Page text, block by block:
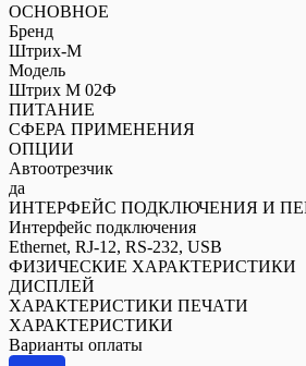
ОСНОВНОЕ
Бренд
Штрих-М
Модель
Штрих М 02Ф
ПИТАНИЕ
СФЕРА ПРИМЕНЕНИЯ
ОПЦИИ
Автоотрезчик
да
ИНТЕРФЕЙС ПОДКЛЮЧЕНИЯ И
Интерфейс подключения
Ethernet, RJ-12, RS-232, USB
ФИЗИЧЕСКИЕ ХАРАКТЕРИСТИКИ
ДИСПЛЕЙ
ХАРАКТЕРИСТИКИ ПЕЧАТИ
ХАРАКТЕРИСТИКИ
Варианты оплаты